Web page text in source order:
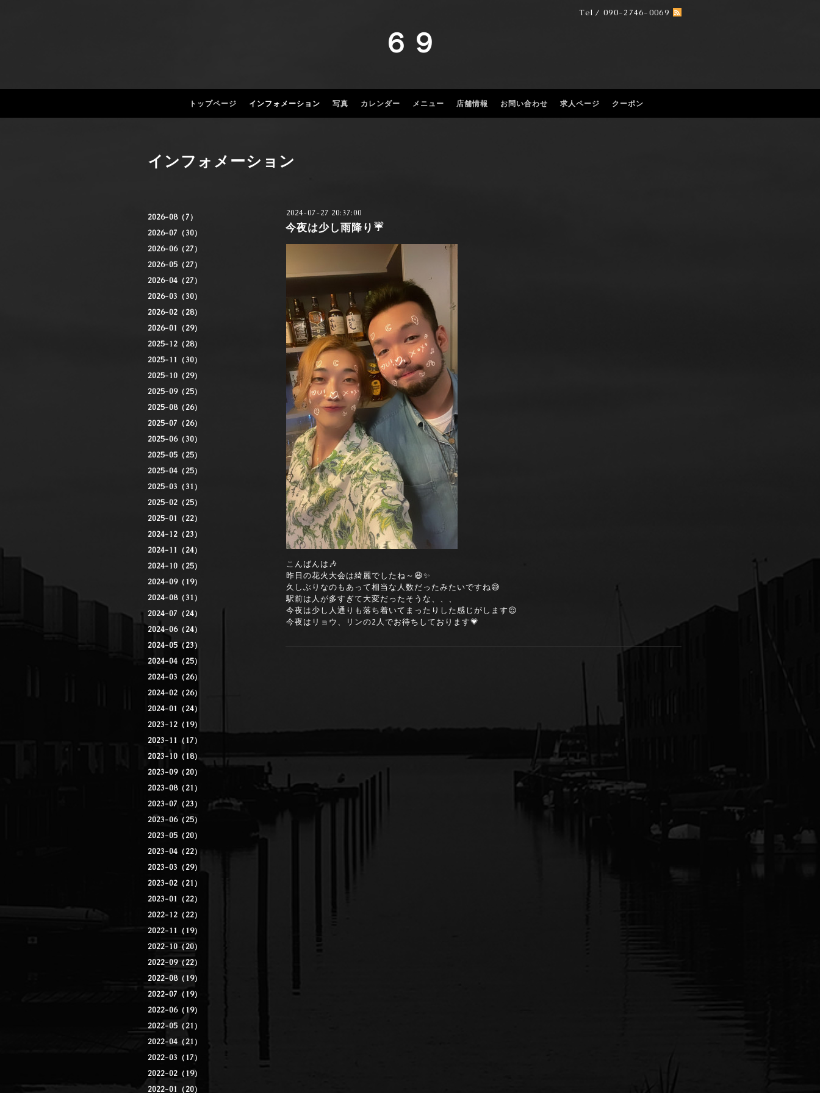
Tel / 090-2746-0069
６９
トップページ インフォメーション 写真 カレンダー メニュー 店舗情報 お問い合わせ 求人ページ クーポン
2026-08（7）
2026-07（30）
2026-06（27）
2026-05（27）
2026-04（27）
2026-03（30）
2026-02（28）
2026-01（29）
2025-12（28）
2025-11（30）
2025-10（29）
2025-09（25）
2025-08（26）
2025-07（26）
2025-06（30）
2025-05（25）
2025-04（25）
2025-03（31）
2025-02（25）
2025-01（22）
2024-12（23）
2024-11（24）
2024-10（25）
2024-09（19）
2024-08（31）
2024-07（24）
2024-06（24）
2024-05（23）
2024-04（25）
2024-03（26）
2024-02（26）
2024-01（24）
2023-12（19）
2023-11（17）
2023-10（18）
2023-09（20）
2023-08（21）
2023-07（23）
2023-06（25）
2023-05（20）
2023-04（22）
2023-03（29）
2023-02（21）
2023-01（22）
2022-12（22）
2022-11（19）
2022-10（20）
2022-09（22）
2022-08（19）
2022-07（19）
2022-06（19）
2022-05（21）
2022-04（21）
2022-03（17）
2022-02（19）
2022-01（20）
インフォメーション
2024-07-27 20:37:00
今夜は少し雨降り☔
こんばんは🎶
昨日の花火大会は綺麗でしたね～😆✨
久しぶりなのもあって相当な人数だったみたいですね😅
駅前は人が多すぎて大変だったそうな、、、
今夜は少し人通りも落ち着いてまったりした感じがします😌
今夜はリョウ、リンの2人でお待ちしております💗